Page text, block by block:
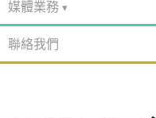
媒體業務
聯絡我們